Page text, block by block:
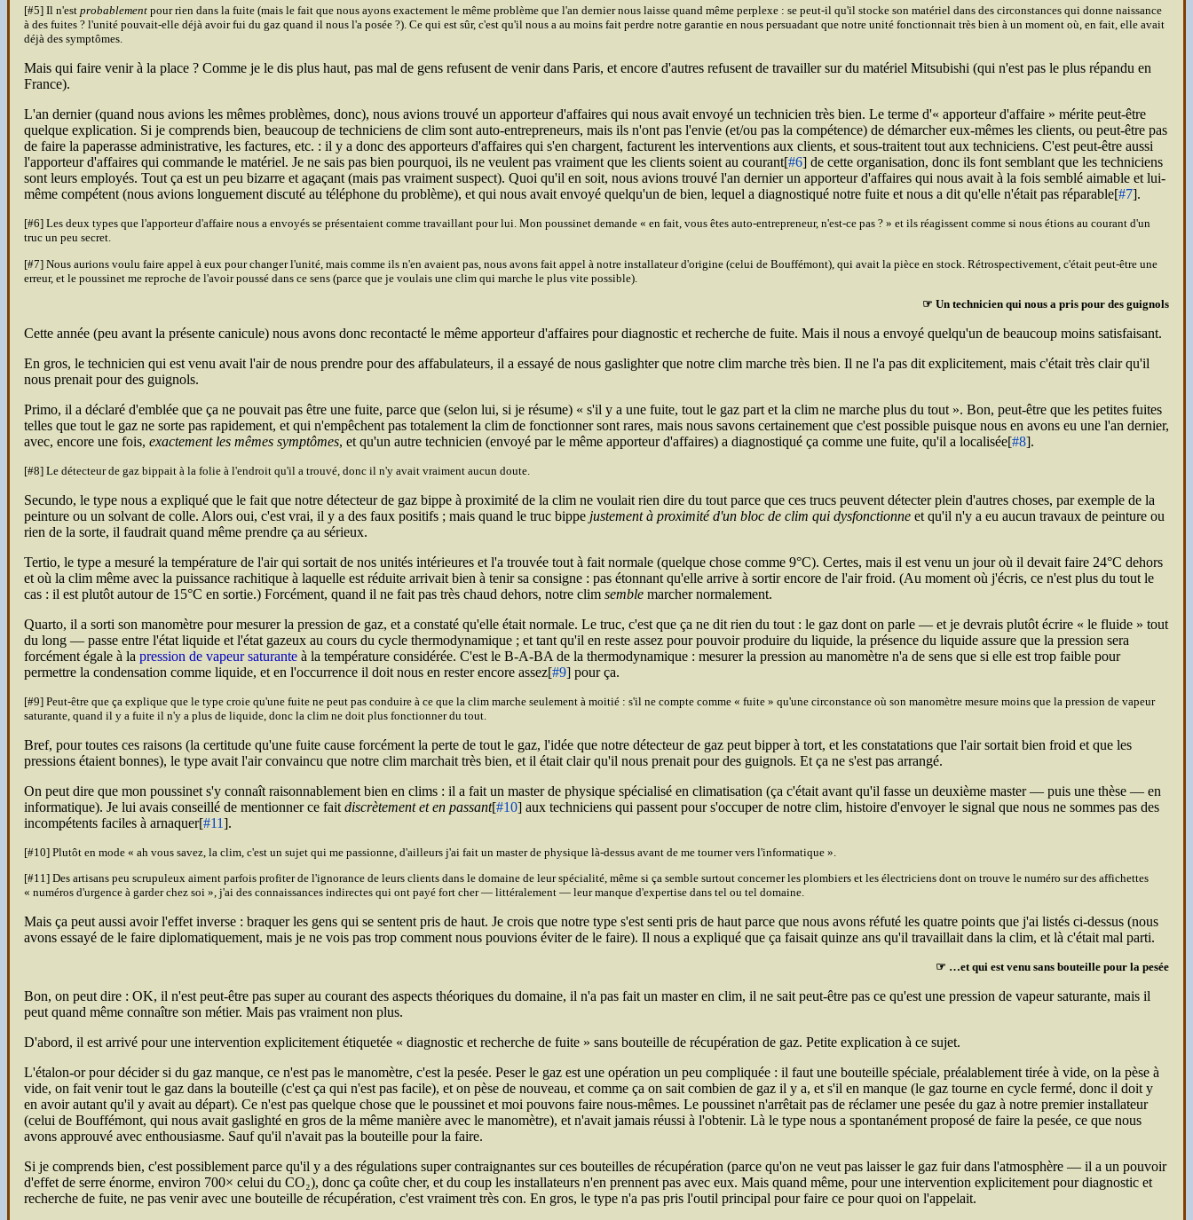
[#5] Il n'est probablement pour rien dans la fuite (mais le fait que nous ayons exactement le même problème que l'an dernier nous laisse quand même perplexe : se peut-il qu'il stocke son matériel dans des circonstances qui donne naissance
à des fuites ? l'unité pouvait-elle déjà avoir fui du gaz quand il nous l'a posée ?). Ce qui est sûr, c'est qu'il nous a au moins fait perdre notre garantie en nous persuadant que notre unité fonctionnait très bien à un moment où, en fait, elle avait
déjà des symptômes.
Mais qui faire venir à la place ? Comme je le dis plus haut, pas mal de gens refusent de venir dans Paris, et encore d'autres refusent de travailler sur du matériel Mitsubishi (qui n'est pas le plus répandu en
France).
L'an dernier (quand nous avions les mêmes problèmes, donc), nous avions trouvé un apporteur d'affaires qui nous avait envoyé un technicien très bien. Le terme d'
apporteur d'affaire
mérite peut-être
quelque explication. Si je comprends bien, beaucoup de techniciens de clim sont auto-entrepreneurs, mais ils n'ont pas l'envie (et/ou pas la compétence) de démarcher eux-mêmes les clients, ou peut-être pas
de faire la paperasse administrative, les factures, etc. : il y a donc des apporteurs d'affaires qui s'en chargent, facturent les interventions aux clients, et sous-traitent tout aux techniciens. C'est peut-être aussi
l'apporteur d'affaires qui commande le matériel. Je ne sais pas bien pourquoi, ils ne veulent pas vraiment que les clients soient au courant[#6] de cette organisation, donc ils font semblant que les techniciens
sont leurs employés. Tout ça est un peu bizarre et agaçant (mais pas vraiment suspect). Quoi qu'il en soit, nous avions trouvé l'an dernier un apporteur d'affaires qui nous avait à la fois semblé aimable et lui-
même compétent (nous avions longuement discuté au téléphone du problème), et qui nous avait envoyé quelqu'un de bien, lequel a diagnostiqué notre fuite et nous a dit qu'elle n'était pas réparable[#7].
[#6] Les deux types que l'apporteur d'affaire nous a envoyés se présentaient comme travaillant pour lui. Mon poussinet demande en fait, vous êtes auto-entrepreneur, n'est-ce pas ?
et ils réagissent comme si nous étions au courant d'un
truc un peu secret.
[#7] Nous aurions voulu faire appel à eux pour changer l'unité, mais comme ils n'en avaient pas, nous avons fait appel à notre installateur d'origine (celui de Bouffémont), qui avait la pièce en stock. Rétrospectivement, c'était peut-être une
erreur, et le poussinet me reproche de l'avoir poussé dans ce sens (parce que je voulais une clim qui marche le plus vite possible).
☞ Un technicien qui nous a pris pour des guignols
Cette année (peu avant la présente canicule) nous avons donc recontacté le même apporteur d'affaires pour diagnostic et recherche de fuite. Mais il nous a envoyé quelqu'un de beaucoup moins satisfaisant.
En gros, le technicien qui est venu avait l'air de nous prendre pour des affabulateurs, il a essayé de nous gaslighter que notre clim marche très bien. Il ne l'a pas dit explicitement, mais c'était très clair qu'il
nous prenait pour des guignols.
Primo, il a déclaré d'emblée que ça ne pouvait pas être une fuite, parce que (selon lui, si je résume)
s'il y a une fuite, tout le gaz part et la clim ne marche plus du tout
. Bon, peut-être que les petites fuites
telles que tout le gaz ne sorte pas rapidement, et qui n'empêchent pas totalement la clim de fonctionner sont rares, mais nous savons certainement que c'est possible puisque nous en avons eu une l'an dernier,
avec, encore une fois, exactement les mêmes symptômes, et qu'un autre technicien (envoyé par le même apporteur d'affaires) a diagnostiqué ça comme une fuite, qu'il a localisée[#8].
[#8] Le détecteur de gaz bippait à la folie à l'endroit qu'il a trouvé, donc il n'y avait vraiment aucun doute.
Secundo, le type nous a expliqué que le fait que notre détecteur de gaz bippe à proximité de la clim ne voulait rien dire du tout parce que ces trucs peuvent détecter plein d'autres choses, par exemple de la
peinture ou un solvant de colle. Alors oui, c'est vrai, il y a des faux positifs ; mais quand le truc bippe justement à proximité d'un bloc de clim qui dysfonctionne et qu'il n'y a eu aucun travaux de peinture ou
rien de la sorte, il faudrait quand même prendre ça au sérieux.
Tertio, le type a mesuré la température de l'air qui sortait de nos unités intérieures et l'a trouvée tout à fait normale (quelque chose comme 9°C). Certes, mais il est venu un jour où il devait faire 24°C dehors
et où la clim même avec la puissance rachitique à laquelle est réduite arrivait bien à tenir sa consigne : pas étonnant qu'elle arrive à sortir encore de l'air froid. (Au moment où j'écris, ce n'est plus du tout le
cas : il est plutôt autour de 15°C en sortie.) Forcément, quand il ne fait pas très chaud dehors, notre clim semble marcher normalement.
Quarto, il a sorti son manomètre pour mesurer la pression de gaz, et a constaté qu'elle était normale. Le truc, c'est que ça ne dit rien du tout : le gaz dont on parle — et je devrais plutôt écrire
le fluide
tout
du long — passe entre l'état liquide et l'état gazeux au cours du cycle thermodynamique ; et tant qu'il en reste assez pour pouvoir produire du liquide, la présence du liquide assure que la pression sera
forcément égale à la pression de vapeur saturante à la température considérée. C'est le B-A-BA de la thermodynamique : mesurer la pression au manomètre n'a de sens que si elle est trop faible pour
permettre la condensation comme liquide, et en l'occurrence il doit nous en rester encore assez[#9] pour ça.
[#9] Peut-être que ça explique que le type croie qu'une fuite ne peut pas conduire à ce que la clim marche seulement à moitié : s'il ne compte comme fuite
qu'une circonstance où son manomètre mesure moins que la pression de vapeur
saturante, quand il y a fuite il n'y a plus de liquide, donc la clim ne doit plus fonctionner du tout.
Bref, pour toutes ces raisons (la certitude qu'une fuite cause forcément la perte de tout le gaz, l'idée que notre détecteur de gaz peut bipper à tort, et les constatations que l'air sortait bien froid et que les
pressions étaient bonnes), le type avait l'air convaincu que notre clim marchait très bien, et il était clair qu'il nous prenait pour des guignols. Et ça ne s'est pas arrangé.
On peut dire que mon poussinet s'y connaît raisonnablement bien en clims : il a fait un master de physique spécialisé en climatisation (ça c'était avant qu'il fasse un deuxième master — puis une thèse — en
informatique). Je lui avais conseillé de mentionner ce fait discrètement et en passant[#10] aux techniciens qui passent pour s'occuper de notre clim, histoire d'envoyer le signal que nous ne sommes pas des
incompétents faciles à arnaquer[#11].
[#10] Plutôt en mode ah vous savez, la clim, c'est un sujet qui me passionne, d'ailleurs j'ai fait un master de physique là-dessus avant de me tourner vers l'informatique
.
[#11] Des artisans peu scrupuleux aiment parfois profiter de l'ignorance de leurs clients dans le domaine de leur spécialité, même si ça semble surtout concerner les plombiers et les électriciens dont on trouve le numéro sur des affichettes
numéros d'urgence à garder chez soi
, j'ai des connaissances indirectes qui ont payé fort cher — littéralement — leur manque d'expertise dans tel ou tel domaine.
Mais ça peut aussi avoir l'effet inverse : braquer les gens qui se sentent pris de haut. Je crois que notre type s'est senti pris de haut parce que nous avons réfuté les quatre points que j'ai listés ci-dessus (nous
avons essayé de le faire diplomatiquement, mais je ne vois pas trop comment nous pouvions éviter de le faire). Il nous a expliqué que ça faisait quinze ans qu'il travaillait dans la clim, et là c'était mal parti.
☞ …et qui est venu sans bouteille pour la pesée
Bon, on peut dire : OK, il n'est peut-être pas super au courant des aspects théoriques du domaine, il n'a pas fait un master en clim, il ne sait peut-être pas ce qu'est une pression de vapeur saturante, mais il
peut quand même connaître son métier. Mais pas vraiment non plus.
D'abord, il est arrivé pour une intervention explicitement étiquetée
diagnostic et recherche de fuite
sans bouteille de récupération de gaz. Petite explication à ce sujet.
L'étalon-or pour décider si du gaz manque, ce n'est pas le manomètre, c'est la pesée. Peser le gaz est une opération un peu compliquée : il faut une bouteille spéciale, préalablement tirée à vide, on la pèse à
vide, on fait venir tout le gaz dans la bouteille (c'est ça qui n'est pas facile), et on pèse de nouveau, et comme ça on sait combien de gaz il y a, et s'il en manque (le gaz tourne en cycle fermé, donc il doit y
en avoir autant qu'il y avait au départ). Ce n'est pas quelque chose que le poussinet et moi pouvons faire nous-mêmes. Le poussinet n'arrêtait pas de réclamer une pesée du gaz à notre premier installateur
(celui de Bouffémont, qui nous avait gaslighté en gros de la même manière avec le manomètre), et n'avait jamais réussi à l'obtenir. Là le type nous a spontanément proposé de faire la pesée, ce que nous
avons approuvé avec enthousiasme. Sauf qu'il n'avait pas la bouteille pour la faire.
Si je comprends bien, c'est possiblement parce qu'il y a des régulations super contraignantes sur ces bouteilles de récupération (parce qu'on ne veut pas laisser le gaz fuir dans l'atmosphère — il a un pouvoir
d'effet de serre énorme, environ 700× celui du CO₂), donc ça coûte cher, et du coup les installateurs n'en prennent pas avec eux. Mais quand même, pour une intervention explicitement pour diagnostic et
recherche de fuite, ne pas venir avec une bouteille de récupération, c'est vraiment très con. En gros, le type n'a pas pris l'outil principal pour faire ce pour quoi on l'appelait.